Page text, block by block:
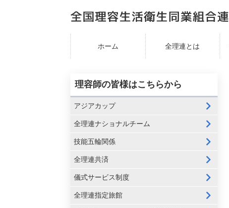
ホーム 全理連とは
理容師の皆様はこちらから
アジアカップ
全理連ナショナルチーム
技能五輪関係
全理連共済
儀式サービス制度
全理連指定旅館